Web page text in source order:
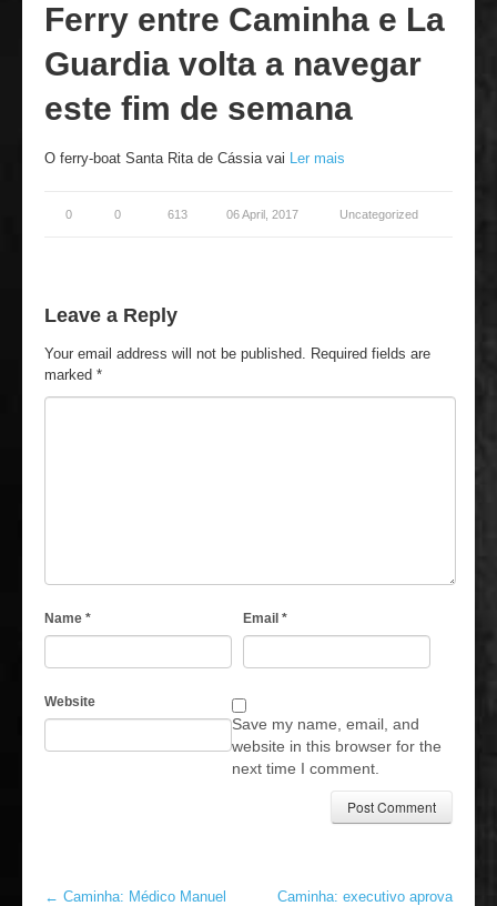
Ferry entre Caminha e La
Guardia volta a navegar
este fim de semana
O ferry-boat Santa Rita de Cássia vai Ler mais
0 0 613 06 April, 2017 Uncategorized
Leave a Reply
Your email address will not be published. Required fields are
marked *
Name * Email *
Website
Save my name, email, and
website in this browser for the
next time I comment.
← Caminha: Médico Manuel
Caminha: executivo aprova